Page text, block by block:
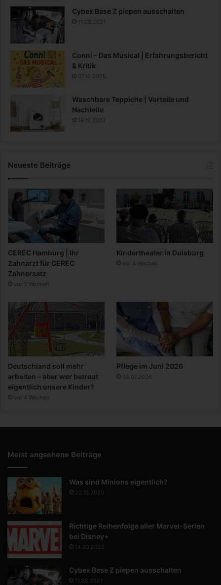
Cybex Base Z piepen ausschalten
11.08.2021
Conni – Das Musical | Erfahrungsbericht
& Kritik
01.10.2025
Waschbare Teppiche | Vorteile und
Nachteile
19.12.2022
Neueste Beiträge
CEREC Hamburg | Ihr
Zahnarzt für CEREC
Zahnersatz
vor 3 Wochen
Kindertheater in Duisburg
vor 4 Wochen
Deutschland soll mehr
arbeiten – aber wer betreut
eigentlich unsere Kinder?
vor 4 Wochen
Pflege im Juni 2026
02.07.2026
Meist angsehene Beiträge
Was sind Minions eigentlich?
20.10.2020
Richtige Reihenfolge aller Marvel-Serien
bei Disney+
14.03.2022
Cybex Base Z piepen ausschalten
11.08.2021